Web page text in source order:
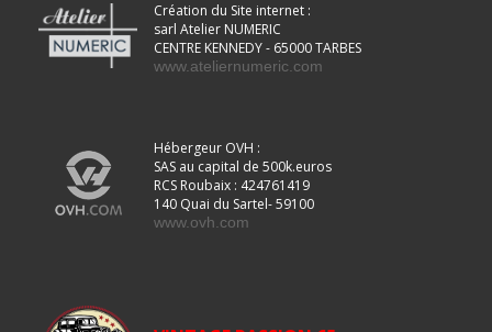
Création du Site internet :
sarl Atelier NUMERIC
CENTRE KENNEDY - 65000 TARBES
www.ateliernumeric.com
Hébergeur OVH :
SAS au capital de 500k.euros
RCS Roubaix : 424761419
140 Quai du Sartel- 59100
www.ovh.com